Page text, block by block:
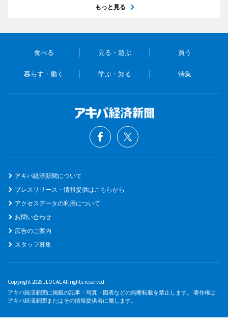
もっと見る
食べる 見る・遊ぶ 買う
暮らす・働く 学ぶ・知る 特集
アキバ経済新聞について
プレスリリース・情報提供はこちらから
アクセスデータの利用について
お問い合わせ
広告のご案内
スタッフ募集
Copyright 2026 JLOCAL All rights reserved.
アキバ経済新聞に掲載の記事・写真・図表などの無断転載を禁止します。 著作権は
アキバ経済新聞またはその情報提供者に属します。